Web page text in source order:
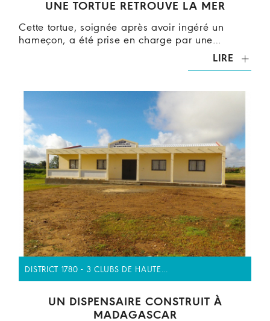
UNE TORTUE RETROUVE LA MER
Cette tortue, soignée après avoir ingéré un
hameçon, a été prise en charge par une…
LIRE
DISTRICT 1780 - 3 CLUBS DE HAUTE…
UN DISPENSAIRE CONSTRUIT À
MADAGASCAR